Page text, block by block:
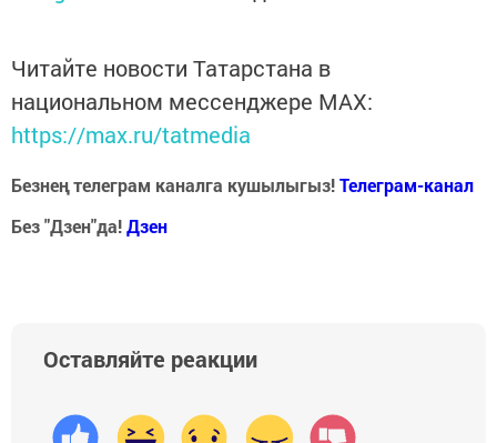
Читайте новости Татарстана в
национальном мессенджере MАХ:
https://max.ru/tatmedia
Безнең телеграм каналга кушылыгыз!Телеграм-канал
Без "Дзен"да!Дзен
Оставляйте реакции